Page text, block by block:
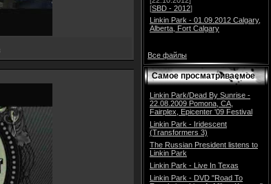
[SBD - 2012]
Linkin Park - 01.09.2012 Calgary,
Alberta, Fort Calgary
Все файлы
Самое просматриваемое
Linkin Park/Dead By Sunrise -
22.08.2009 Pomona, CA,
Fairplex, Epicenter '09 Festival
Linkin Park - Iridescent
(Transformers 3)
The Russian President listens to
Linkin Park
Linkin Park - Live In Texas
Linkin Park - DVD "Road To